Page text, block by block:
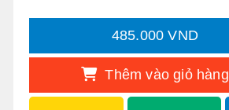
485.000 VND
Thêm vào giỏ hàng